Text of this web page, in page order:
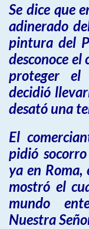
Se dice que
adinerado
pintura del
desconoce el
proteger el
decidió
desató una
El
pidió
ya en
mostró el
mundo
Nuestra